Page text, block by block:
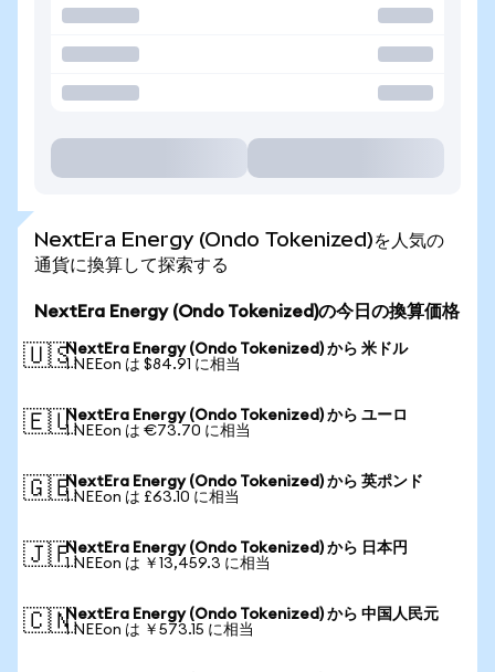
NextEra Energy (Ondo Tokenized)を人気の
通貨に換算して探索する
NextEra Energy (Ondo Tokenized)の今日の換算価格
🇺🇸NextEra Energy (Ondo Tokenized) から 米ドル
1 NEEon は $84.91 に相当
🇪🇺NextEra Energy (Ondo Tokenized) から ユーロ
1 NEEon は €73.70 に相当
🇬🇧NextEra Energy (Ondo Tokenized) から 英ポンド
1 NEEon は £63.10 に相当
🇯🇵NextEra Energy (Ondo Tokenized) から 日本円
1 NEEon は ￥13,459.3 に相当
🇨🇳NextEra Energy (Ondo Tokenized) から 中国人民元
1 NEEon は ￥573.15 に相当